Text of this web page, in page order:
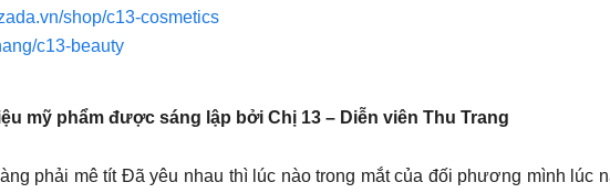
shop/c13-cosmetics
c13-beauty
mỹ phẩm được sáng lập bởi Chị 13 – Diễn viên Thu Trang
phải mê tít Đã yêu nhau thì lúc nào trong mắt của đối phương mình lúc